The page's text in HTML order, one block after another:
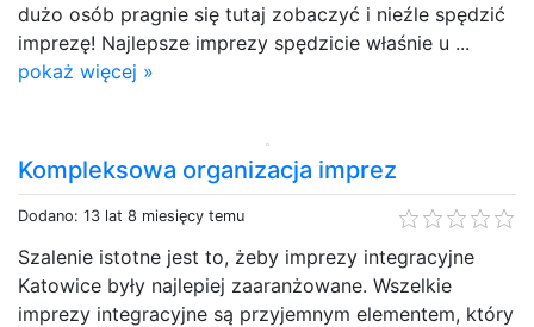
dużo osób pragnie się tutaj zobaczyć i nieźle spędzić
imprezę! Najlepsze imprezy spędzicie właśnie u ...
pokaż więcej »
Kompleksowa organizacja imprez
Dodano: 13 lat 8 miesięcy temu
Szalenie istotne jest to, żeby imprezy integracyjne
Katowice były najlepiej zaaranżowane. Wszelkie
imprezy integracyjne są przyjemnym elementem, który